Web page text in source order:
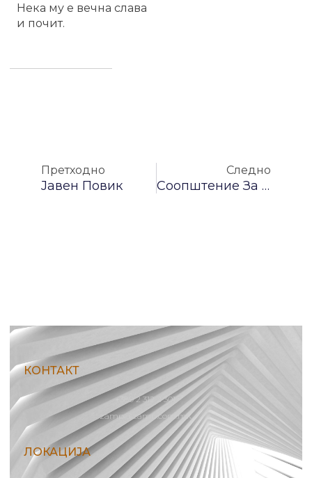
Нека му е вечна слава
и почит.
Претходно
Јавен Повик
Следно
Соопштение За Јавност
КОНТАКТ
+389 2 312 2 301
zamp@zamp.com.mk
ЛОКАЦИЈА